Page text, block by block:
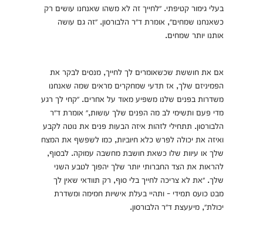
בעלי גימור קטיפתי. ״לחייך זה לא משהו שאנחנו עושים רק
כשאנחנו שמחים״, אומרת ד״ר הלבורסון. ״זה גם עושה
אותנו יותר שמחים.
אם את חוששת שכשאומרים לך לחייך, מנסים לבקר את
הפמיניזם שלך, אז תדעי שמחקרים מראים שמה שאנחנו
משדרות בפנים שלנו משפיע מאוד על אחרים. ״קחי לך רגע
מדי פעם ותשימי לב מה הפנים שלך עושות,״ אומרת ד״ר
הלבורסון. תתחילי לזהות איזה הבעות פנים את נוטה לקבע
ואיזה את יכולה לפרש כלא חיוביות, כמו לשפשף את המצח
שלך או עיוות שלו כשאת חושבת מחשבה עמוקה. לבסוף,
להראות את הצד החברותי יותר שלך יהפוך לטבע השני
שלך. ״את לא צריכה לחייך בלי סוף, רק תוודאי שאין לך
מבט כועס תמידי - ותהיי בעלת אישיות חמימה ומשדרת
יכולת״, מיעעצת ד״ר הלבורסון.